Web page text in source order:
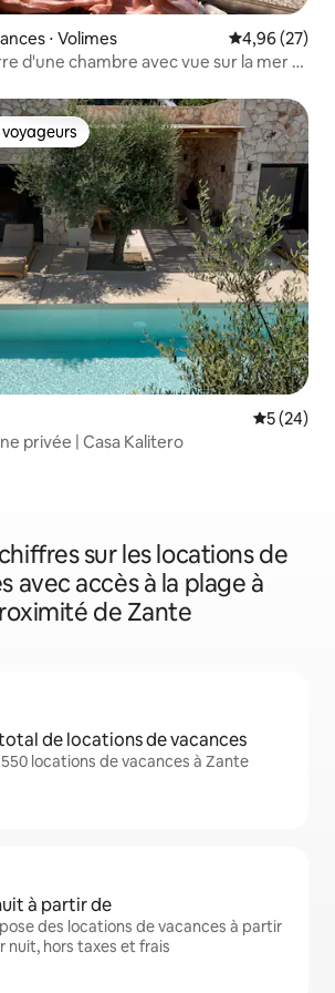
⋅ Volimes Évaluation
4,96 (27)
d'une chambre avec vue sur la mer et
les plus appréciés
5 (24)
privée | Casa Kalitero
sur les locations de
avec accès à la plage à
de Zante
de locations de vacances
550 locations de vacances à Zante
à partir de
des locations de vacances à partir
nuit, hors taxes et frais